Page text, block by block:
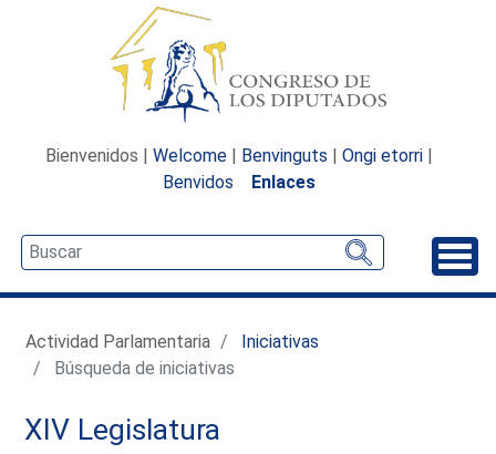
Bienvenidos | Welcome | Benvinguts | Ongi etorri |
Benvidos
Enlaces
Actividad Parlamentaria
Iniciativas
Búsqueda de iniciativas
XIV Legislatura